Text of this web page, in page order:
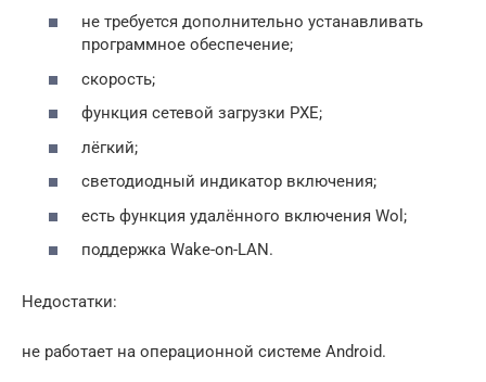
не требуется дополнительно устанавливать
программное обеспечение;
скорость;
функция сетевой загрузки PXE;
лёгкий;
светодиодный индикатор включения;
есть функция удалённого включения Wol;
поддержка Wake-on-LAN.
Недостатки:
не работает на операционной системе Android.